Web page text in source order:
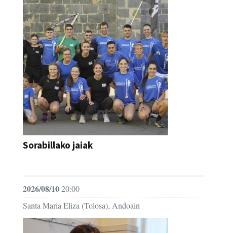
Sorabillako jaiak
2026/08/1020:00
Santa Maria Eliza (Tolosa), Andoain